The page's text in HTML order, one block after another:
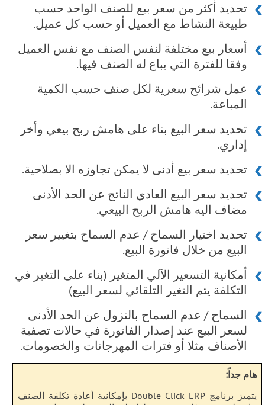
تحديد أكثر من سعر بيع للصنف الواحد حسب
طبيعة النشاط مع العميل أو حسب كل عميل.
أسعار بيع مختلفة لنفس الصنف مع نفس العميل
وفقا للفترة التي يباع له الصنف فيها.
عمل شرائح سعرية لكل صنف حسب الكمية
المباعة.
تحديد سعر البيع بناء على هامش ربح بيعي وأخر
إداري.
تحديد سعر بيع أدنى لا يمكن تجاوزه الا بصلاحية.
تحديد سعر البيع العادي الناتج عن الحد الأدنى
مضاف اليه هامش الربح البيعي.
تحديد اختيار السماح / عدم السماح بتغيير سعر
البيع من خلال فاتورة البيع.
أمكانية التسعير الآلي المتغير (بناء على التغير في
التكلفة يتم التغير التلقائي لسعر البيع)
السماح / عدم السماح بالنزول عن الحد الأدنى
لسعر البيع عند إصدار الفاتورة في حالات تصفية
الأصناف مثلا أو فترات المهرجانات والخصومات.
هام جداً:
يتميز برنامج Double Click ERP بإمكانية أعادة تكلفة الصنف